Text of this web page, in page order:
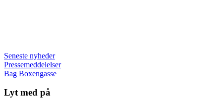
Seneste nyheder
Pressemeddelelser
Bag Boxengasse
Lyt med på